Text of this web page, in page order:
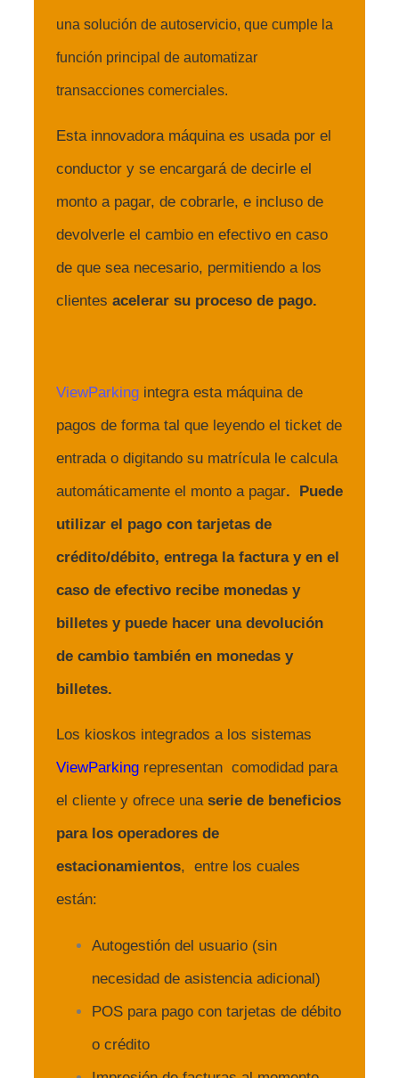
una solución de autoservicio, que cumple la
función principal de automatizar
transacciones comerciales.
Esta innovadora máquina es usada por el
conductor y se encargará de decirle el
monto a pagar, de cobrarle, e incluso de
devolverle el cambio en efectivo en caso
de que sea necesario, permitiendo a los
clientes acelerar su proceso de pago.
ViewParking integra esta máquina de
pagos de forma tal que leyendo el ticket de
entrada o digitando su matrícula le calcula
automáticamente el monto a pagar. Puede
utilizar el pago con tarjetas de
crédito/débito, entrega la factura y en el
caso de efectivo recibe monedas y
billetes y puede hacer una devolución
de cambio también en monedas y
billetes.
Los kioskos integrados a los sistemas
ViewParkingrepresentan comodidad para
el cliente y ofrece una serie de beneficios
para los operadores de
estacionamientos, entre los cuales
están:
Autogestión del usuario (sin
necesidad de asistencia adicional)
POS para pago con tarjetas de débito
o crédito